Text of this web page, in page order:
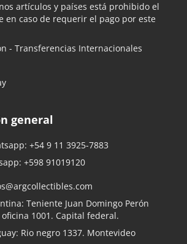
artículos y países está prohibido el
en caso de requerir el pago por este
- Transferencias Internacionales
general
+54 9 11 3925-7883
+598 91019120
Teniente Juan Domingo Perón
1001. Capital federal.
Rio negro 1337. Montevideo